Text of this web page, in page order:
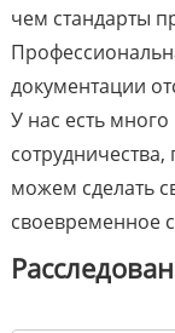
чем стандарты
документации
У нас есть
можем сделать
своевременное